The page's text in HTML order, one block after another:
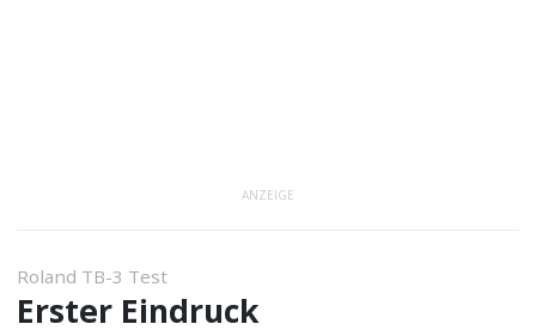
ANZEIGE
Roland TB-3 Test
Erster Eindruck